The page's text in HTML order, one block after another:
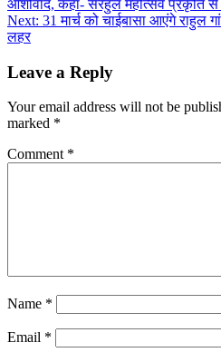
navigation
आशीर्वाद, कहा- सरहुल महोत्सव प्रकृति
Next: 31 मार्च को चाईबासा आएंगे राहुल
लहर
Leave a Reply
Your email address will not be
marked *
Comment *
Name *
Email *